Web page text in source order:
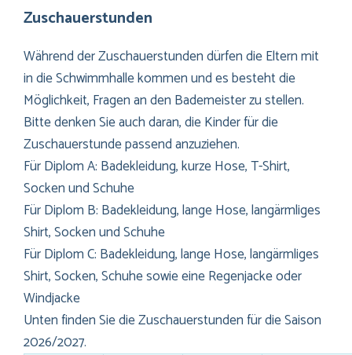
Zuschauerstunden
Während der Zuschauerstunden dürfen die Eltern mit
in die Schwimmhalle kommen und es besteht die
Möglichkeit, Fragen an den Bademeister zu stellen.
Bitte denken Sie auch daran, die Kinder für die
Zuschauerstunde passend anzuziehen.
Für Diplom A: Badekleidung, kurze Hose, T-Shirt,
Socken und Schuhe
Für Diplom B: Badekleidung, lange Hose, langärmliges
Shirt, Socken und Schuhe
Für Diplom C: Badekleidung, lange Hose, langärmliges
Shirt, Socken, Schuhe sowie eine Regenjacke oder
Windjacke
Unten finden Sie die Zuschauerstunden für die Saison
2026/2027.